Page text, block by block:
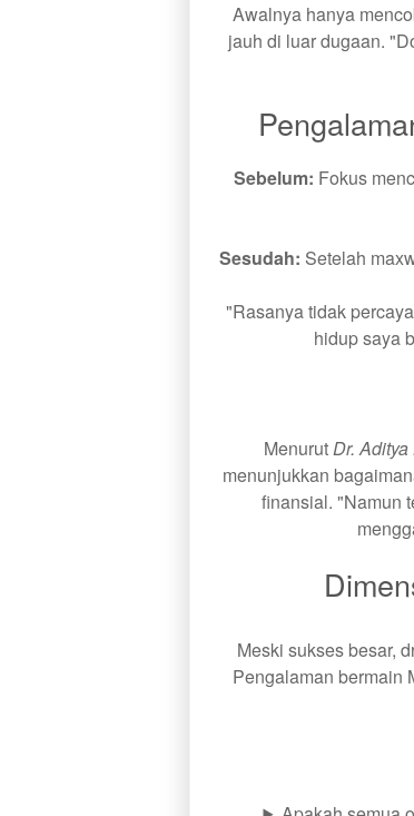
Awalnya hanya
jauh di luar dugaan.
Sebelum: Fokus
Sesudah: Setelah
"Rasanya tidak
hidup saya
MenurutDr.
menunjukkan
finansial. "Namun
Meski sukses besar,
Pengalaman bermain